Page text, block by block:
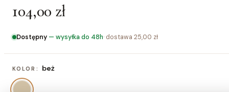
104,00 zł
Dostępny — wysyłka do 48h· dostawa 25,00 zł
KOLOR: beż